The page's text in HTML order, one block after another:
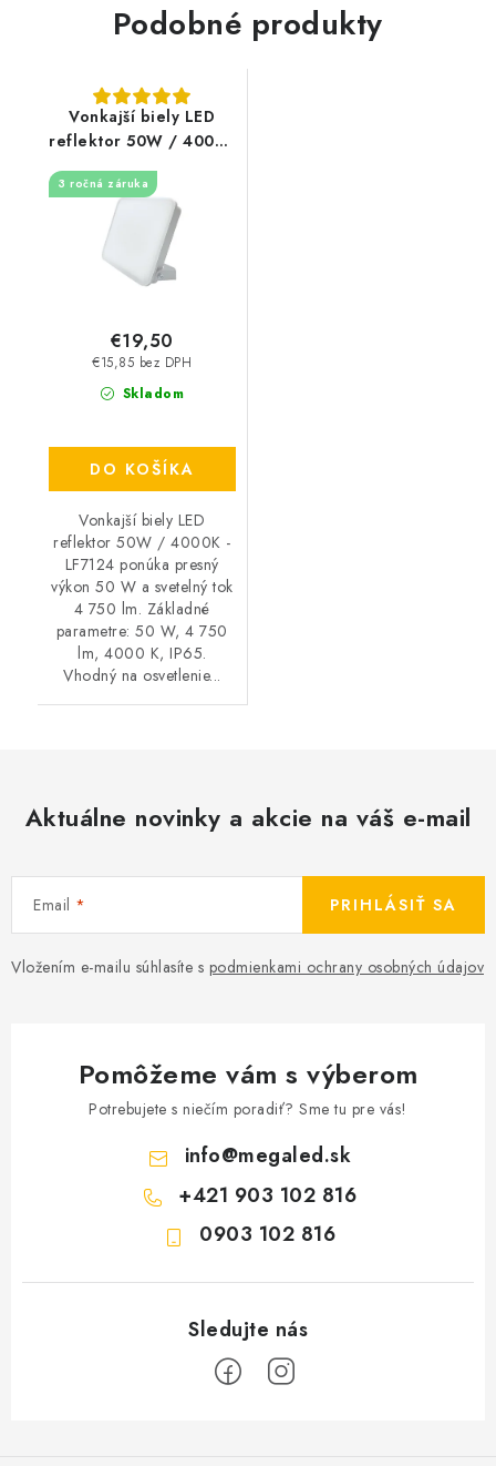
Podobné produkty
Vonkajší biely LED
reflektor 50W / 4000K
- LF7124
3 ročná záruka
Skladom
€15,85 bez DPH
€19,50
DO KOŠÍKA
Vonkajší biely LED
reflektor 50W / 4000K -
LF7124 ponúka presný
výkon 50 W a svetelný tok
4 750 lm. Základné
parametre: 50 W, 4 750
lm, 4000 K, IP65.
Vhodný na osvetlenie...
Aktuálne novinky a akcie na váš e-mail
Email
Vložením e-mailu súhlasíte s podmienkami ochrany osobných údajov
PRIHLÁSIŤ SA
Pomôžeme vám s výberom
Potrebujete s niečím poradiť? Sme tu pre vás!
info@megaled.sk
+421 903 102 816
0903 102 816